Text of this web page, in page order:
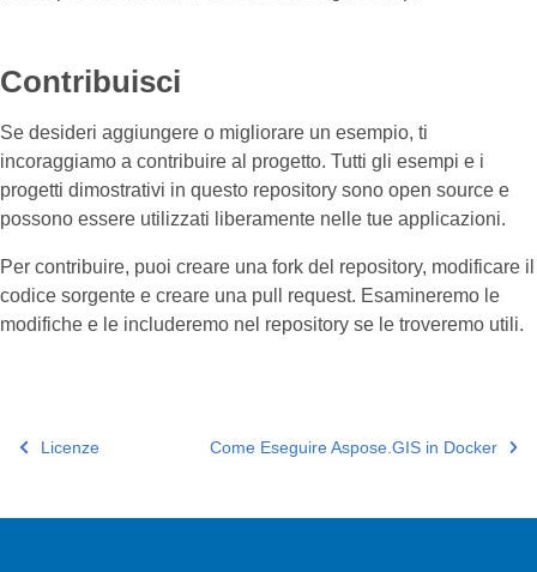
Contribuisci
Se desideri aggiungere o migliorare un esempio, ti
incoraggiamo a contribuire al progetto. Tutti gli esempi e i
progetti dimostrativi in questo repository sono open source e
possono essere utilizzati liberamente nelle tue applicazioni.
Per contribuire, puoi creare una fork del repository, modificare il
codice sorgente e creare una pull request. Esamineremo le
modifiche e le includeremo nel repository se le troveremo utili.
Licenze Come Eseguire Aspose.GIS in Docker